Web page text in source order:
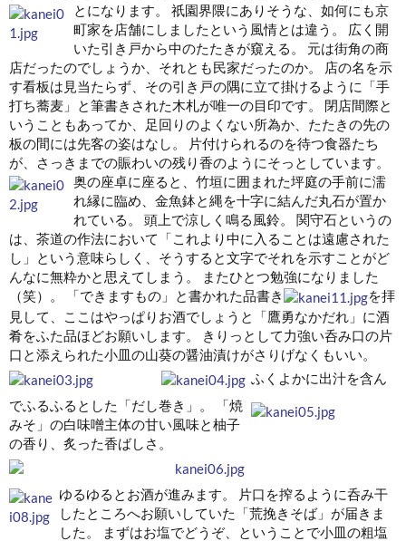
とになります。 祇園界隈にありそうな、如何にも京
町家を店舗にしましたという風情とは違う。 広く開
いた引き戸から中のたたきが窺える。 元は街角の商
店だったのでしょうか、それとも民家だったのか。 店の名を示
す看板は見当たらず、その引き戸の隅に立て掛けるように「手
打ち蕎麦」と筆書きされた木札が唯一の目印です。 閉店間際と
いうこともあってか、足回りのよくない所為か、たたきの先の
板の間には先客の姿はなし。 片付けられるのを待つ食器たち
が、さっきまでの賑わいの残り香のようにそっとしています。
奥の座卓に座ると、竹垣に囲まれた坪庭の手前に濡
れ縁に臨め、金魚鉢と縄を十字に結んだ丸石が置か
れている。 頭上で涼しく鳴る風鈴。 関守石というの
は、茶道の作法において「これより中に入ることは遠慮された
し」という意味らしく、そうすると文字でそれを示すことがど
んなに無粋かと思えてしまう。 またひとつ勉強になりました
（笑）。 「できますもの」と書かれた品書き
を拝
見して、ここはやっぱりお酒でしょうと「鷹勇なかだれ」に酒
肴をふた品ほどお願いします。 きりっとして力強い呑み口の片
口と添えられた小皿の山葵の醤油漬けがさりげなくもいい。
ふくよかに出汁を含ん
でふるふるとした「だし巻き」。 「焼
みそ」の白味噌主体の甘い風味と柚子
の香り、炙った香ばしさ。
ゆるゆるとお酒が進みます。
片口を搾るように呑み干
したところへお願いしていた「荒挽きそば」が届きま
した。 まずはお塩でどうぞ、ということで小皿の粗塩